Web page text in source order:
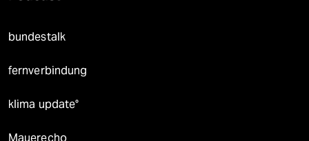
bundestalk
fernverbindung
klima update°
Mauerecho